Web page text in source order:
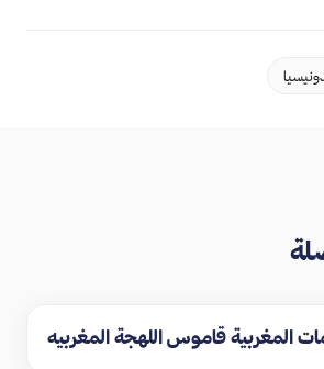
المغربية قاموس اللهجة المغربيه